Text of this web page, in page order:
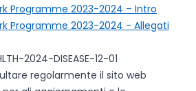
Programme 2023-2024 – Intro
Programme 2023-2024 - Allegati
2024-DISEASE-12-01
regolarmente il sito web